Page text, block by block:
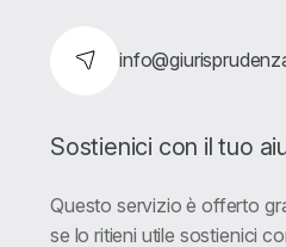
Sostienici con il tuo
Questo servizio è offerto
se lo ritieni utile sostienici